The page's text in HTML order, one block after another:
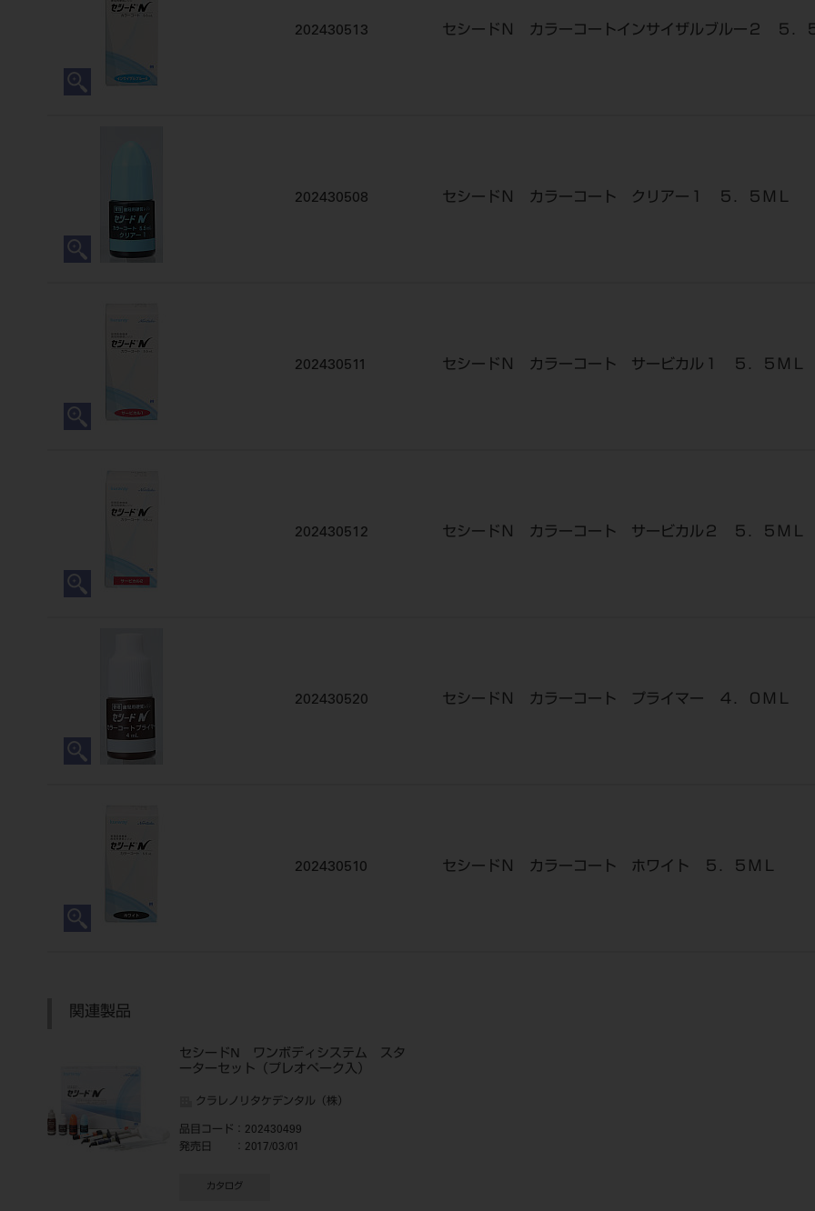
202430513 セシードＮ カラーコートインサイザルブルー２ ５．
202430508 セシードＮ カラーコート クリアー１ ５．５ＭＬ
202430511 セシードＮ カラーコート サービカル１ ５．５ＭＬ
202430512 セシードＮ カラーコート サービカル２ ５．５ＭＬ
202430520 セシードＮ カラーコート プライマー ４．０ＭＬ
202430510 セシードＮ カラーコート ホワイト ５．５ＭＬ
関連製品
セシードN ワンボディシステム スタ
ーターセット（プレオペーク入）
クラレノリタケデンタル（株）
品目コード ：202430499
発売日
：2017/03/01
カタログ